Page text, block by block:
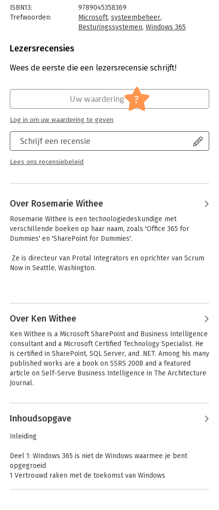
je gemakkelijk bestanden met anderen en houd je
tegelijkertijd je data veiliger dan ooit.
Rosemarie Withee is een technologiedeskundige en auteur van
verschillende boeken. Ze is directeur van Portal Integrators en
oprichter van Scrum Now. Ken Withee is Microsoftspecialist en
deskundige op het gebied van SharePoint, SQL Server en .NET.
ISBN13:
9789045358369
Trefwoorden:
Microsoft, systeembeheer,
Besturingssystemen, Windows 365
Bindwijze:
Uitgever:
BBNC Uitgevers
Hoofdrubriek:
IT-management / ICT
Serie:
Lezersrecensies
Wees de eerste die een lezersrecensie schrijft!
Schrijf een recensie
Lees ons recensiebeleid
Uw waardering ?
Log in om uw waardering te geven
Over Rosemarie Withee
Rosemarie Withee is een technologiedeskundige met
verschillende boeken op haar naam, zoals 'Office 365 for
Dummies' en 'SharePoint for Dummies'.
Now in Seattle, Washington.
Withee
Microsoft Teams
voor Dummies
Over Ken Withee
Ken Withee is a Microsoft SharePoint and Business Intelligence
consultant and a Microsoft Certified Technology Specialist. He
is certified in SharePoint, SQL Server, and .NET. Among his many
published works are a book on SSRS 2008 and a featured
article on Self-Serve Business Intelligence in The Architecture
Journal.
Andere boeken door Ken Withee
Inhoudsopgave
Inleiding
Deel 1: Windows 365 is niet de Windows waarmee je bent
opgegroeid
1 Vertrouwd raken met de toekomst van Windows